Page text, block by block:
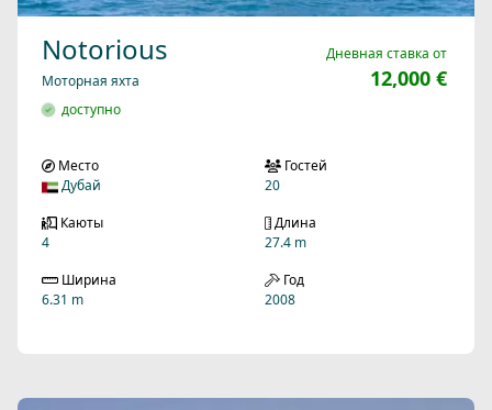
Notorious
Моторная яхта
доступно
Дневная ставка от
12,000 €
Место
Дубай
Гостей
20
Каюты
4
Длина
27.4 m
Ширина
6.31 m
Год
2008